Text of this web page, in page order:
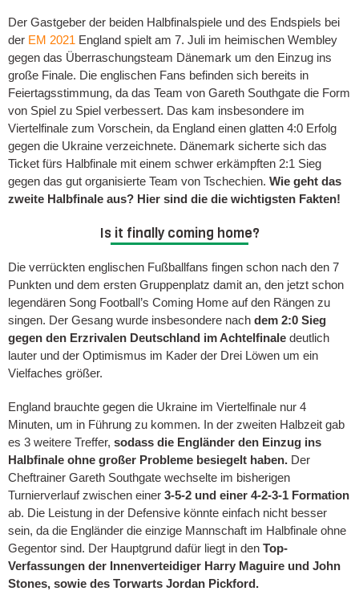
Der Gastgeber der beiden Halbfinalspiele und des Endspiels bei
der EM 2021 England spielt am 7. Juli im heimischen Wembley
gegen das Überraschungsteam Dänemark um den Einzug ins
große Finale. Die englischen Fans befinden sich bereits in
Feiertagsstimmung, da das Team von Gareth Southgate die Form
von Spiel zu Spiel verbessert. Das kam insbesondere im
Viertelfinale zum Vorschein, da England einen glatten 4:0 Erfolg
gegen die Ukraine verzeichnete. Dänemark sicherte sich das
Ticket fürs Halbfinale mit einem schwer erkämpften 2:1 Sieg
gegen das gut organisierte Team von Tschechien. Wie geht das
zweite Halbfinale aus? Hier sind die die wichtigsten Fakten!
Is it finally coming home?
Die verrückten englischen Fußballfans fingen schon nach den 7
Punkten und dem ersten Gruppenplatz damit an, den jetzt schon
legendären Song Football’s Coming Home auf den Rängen zu
singen. Der Gesang wurde insbesondere nach dem 2:0 Sieg
gegen den Erzrivalen Deutschland im Achtelfinale deutlich
lauter und der Optimismus im Kader der Drei Löwen um ein
Vielfaches größer.
England brauchte gegen die Ukraine im Viertelfinale nur 4
Minuten, um in Führung zu kommen. In der zweiten Halbzeit gab
es 3 weitere Treffer, sodass die Engländer den Einzug ins
Halbfinale ohne großer Probleme besiegelt haben. Der
Cheftrainer Gareth Southgate wechselte im bisherigen
Turnierverlauf zwischen einer 3-5-2 und einer 4-2-3-1 Formation
ab. Die Leistung in der Defensive könnte einfach nicht besser
sein, da die Engländer die einzige Mannschaft im Halbfinale ohne
Gegentor sind. Der Hauptgrund dafür liegt in den Top-
Verfassungen der Innenverteidiger Harry Maguire und John
Stones, sowie des Torwarts Jordan Pickford.